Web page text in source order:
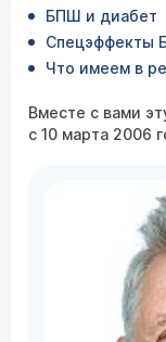
БПШ и диабет
Спецэффекты
Что имеем в
Вместе с вами
с 10 марта 2006